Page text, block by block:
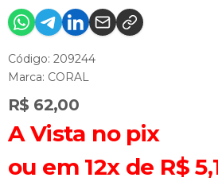
Código: 209244
Marca: CORAL
R$ 62,00
A Vista no pix
ou em 12x de R$